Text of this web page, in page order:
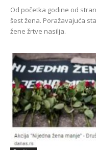
Od početka godine od
šest žena. Poražavajuća
žene žrtve nasilja.